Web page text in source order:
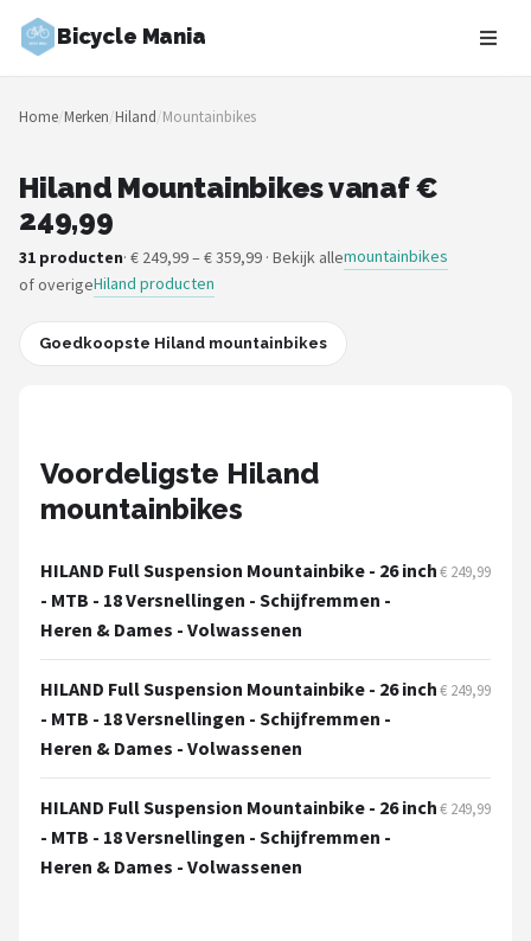
Bicycle Mania
Zoeken
NAVIGATIE
Merken
Blog
Fietsroutes
Stadsfietsen
Elektrische fietsen
Mountainbikes
Shop
Basil
Volare
ABUS
Home/Merken/Hiland/Mountainbikes
Hiland Mountainbikes vanaf €
249,99
31 producten· € 249,99 – € 359,99 · Bekijk allemountainbikes
of overigeHiland producten
Goedkoopste Hiland mountainbikes
Voordeligste Hiland
mountainbikes
HILAND Full Suspension Mountainbike - 26 inch
- MTB - 18 Versnellingen - Schijfremmen -
Heren & Dames - Volwassenen
€ 249,99
HILAND Full Suspension Mountainbike - 26 inch
- MTB - 18 Versnellingen - Schijfremmen -
Heren & Dames - Volwassenen
€ 249,99
HILAND Full Suspension Mountainbike - 26 inch
- MTB - 18 Versnellingen - Schijfremmen -
Heren & Dames - Volwassenen
€ 249,99